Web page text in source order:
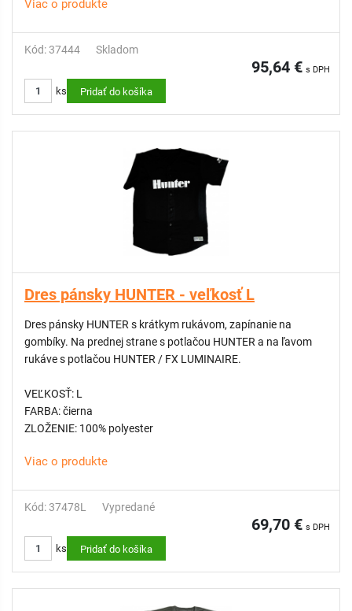
Viac o produkte
Kód: 37444 Skladom
95,64 € s DPH
ks Pridať do košíka
Dres pánsky HUNTER - veľkosť L
Dres pánsky HUNTER s krátkym rukávom, zapínanie na
gombíky. Na prednej strane s potlačou HUNTER a na ľavom
rukáve s potlačou HUNTER / FX LUMINAIRE.
VEĽKOSŤ: L
FARBA: čierna
ZLOŽENIE: 100% polyester
Viac o produkte
Kód: 37478L Vypredané
69,70 € s DPH
ks Pridať do košíka